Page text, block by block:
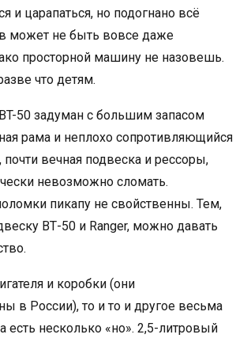
и царапаться, но подогнано всё
может не быть вовсе даже
просторной машину не назовешь.
что детям.
50 задуман с большим запасом
рама и неплохо сопротивляющийся
почти вечная подвеска и рессоры,
невозможно сломать.
пикапу не свойственны. Тем,
ВТ-50 и Ranger, можно давать
и коробки (они
в России), то и то и другое весьма
есть несколько «но». 2,5-литровый